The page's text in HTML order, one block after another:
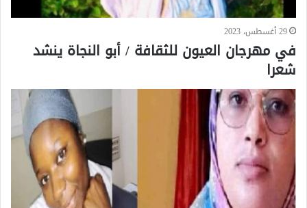
29 أغسطس، 2023
في مهرجان العيون للثقافة / أبو النجاة ينشد
شعرا